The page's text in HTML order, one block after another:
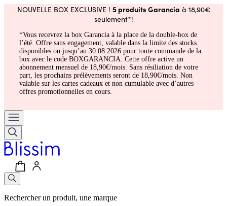
NOUVELLE BOX EXCLUSIVE ! 5 produits Garancia à 18,90€
seulement*!
*Vous recevrez la box Garancia à la place de la double-box de
l’été. Offre sans engagement, valable dans la limite des stocks
disponibles ou jusqu’au 30.08.2026 pour toute commande de la
box avec le code BOXGARANCIA. Cette offre active un
abonnement mensuel de 18,90€/mois. Sans résiliation de votre
part, les prochains prélèvements seront de 18,90€/mois. Non
valable sur les cartes cadeaux et non cumulable avec d’autres
offres promotionnelles en cours.
Rechercher un produit, une marque